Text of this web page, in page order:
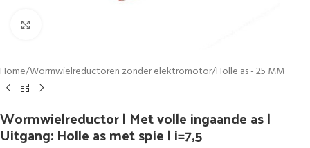
Home/Wormwielreductoren zonder elektromotor/Holle as - 25 MM
Wormwielreductor | Met volle ingaande as |
Uitgang: Holle as met spie | i=7,5